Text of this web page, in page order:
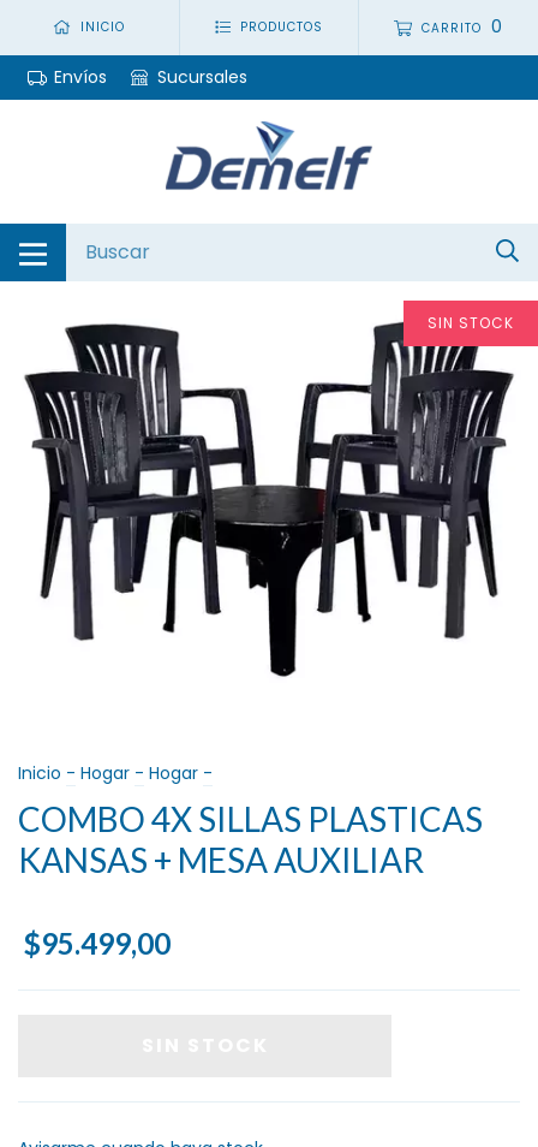
INICIO PRODUCTOS CARRITO 0
Envíos Sucursales
SIN STOCK
Inicio - Hogar - Hogar -
COMBO 4X SILLAS PLASTICAS
KANSAS + MESA AUXILIAR
$95.499,00